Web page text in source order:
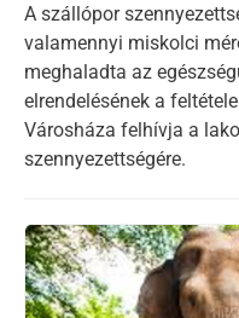
A szállópor
valamennyi miskolci
meghaladta az
elrendelésének a
Városháza felhívja a
szennyezettségére.